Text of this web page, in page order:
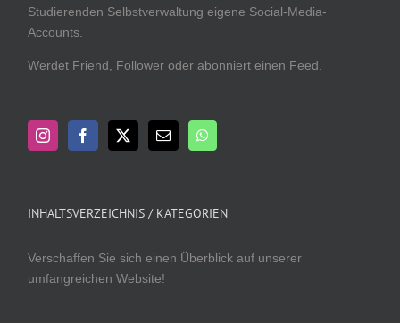
Studierenden Selbstverwaltung eigene Social-Media-
Accounts.
Werdet Friend, Follower oder abonniert einen Feed.
INHALTSVERZEICHNIS / KATEGORIEN
Verschaffen Sie sich einen Überblick auf unserer
umfangreichen Website!